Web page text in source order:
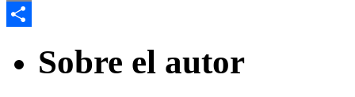
Email
Sobre el autor